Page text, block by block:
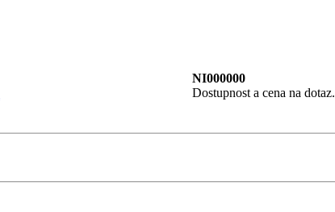
NI000000
Dostupnost a cena na dotaz.